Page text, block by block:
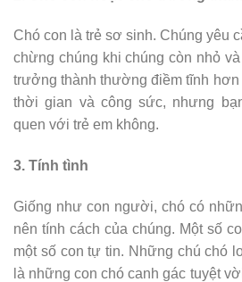
Chó con là trẻ sơ sinh. Chúng yêu
chừng chúng khi chúng còn nhỏ
trưởng thành thường điềm tĩnh hơn
thời gian và công sức, nhưng
quen với trẻ em không.
3. Tính tình
Giống như con người, chó có
nên tính cách của chúng. Một số
một số con tự tin. Những chú chó
là những con chó canh gác tuyệt